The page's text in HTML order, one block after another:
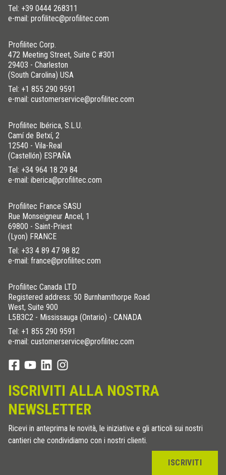
Tel: +39 0444 268311
e-mail: profilitec@profilitec.com
Profilitec Corp.
472 Meeting Street, Suite C #301
29403 - Charleston
(South Carolina) USA
Tel: +1 855 290 9591
e-mail: customerservice@profilitec.com
Profilitec Ibérica, S.L.U.
Camí de Betxí, 2
12540 - Vila-Real
(Castellón) ESPAÑA
Tel: +34 964 18 29 84
e-mail: iberica@profilitec.com
Profilitec France SASU
Rue Monseigneur Ancel, 1
69800 - Saint-Priest
(Lyon) FRANCE
Tel: +33 4 89 47 98 82
e-mail: france@profilitec.com
Profilitec Canada LTD
Registered address: 50 Burnhamthorpe Road
West, Suite 900
L5B3C2 - Mississauga (Ontario) - CANADA
Tel: +1 855 290 9591
e-mail: customerservice@profilitec.com
ISCRIVITI ALLA NOSTRA
NEWSLETTER
Ricevi in anteprima le novità, le iniziative e gli articoli sui nostri
cantieri che condividiamo con i nostri clienti.
ISCRIVITI